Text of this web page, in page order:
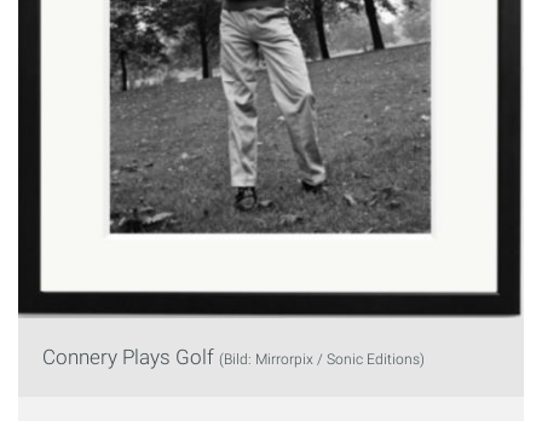
Connery Plays Golf (Bild: Mirrorpix / Sonic Editions)